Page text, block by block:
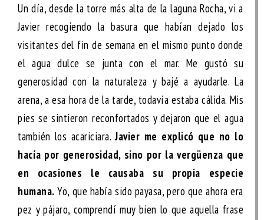
Un día, desde la torre más alta de la laguna Rocha, vi a
Javier recogiendo la basura que habían dejado los
visitantes del fin de semana en el mismo punto donde
el agua dulce se junta con el mar. Me gustó su
generosidad con la naturaleza y bajé a ayudarle. La
arena, a esa hora de la tarde, todavía estaba cálida. Mis
pies se sintieron reconfortados y dejaron que el agua
también los acariciara.Javier me explicó que no lo
hacía por generosidad, sino por la vergüenza que
en ocasiones le causaba su propia especie
humana. Yo, que había sido payasa, pero que ahora era
pez y pájaro, comprendí muy bien lo que aquella frase